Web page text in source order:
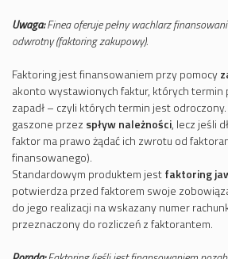
Uwaga:Finea oferuje pełny wachlarz
odwrotny (faktoring zakupowy).
Faktoring jest finansowaniem przy pomocy
akonto wystawionych faktur, których termin
zapadł – czyli których termin jest
gaszone przez spływ należności, lecz jeśli
faktor ma prawo żądać ich zwrotu od
finansowanego).
Standardowym produktem jestfaktoring
potwierdza przed faktorem swoje
do jego realizacji na wskazany numer
przeznaczony do rozliczeń z faktorantem.